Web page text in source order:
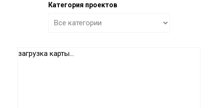
Категория проектов
загрузка карты...